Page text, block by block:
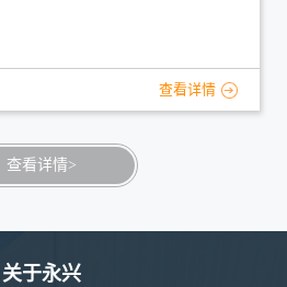
查看详情
查看详情>
关于永兴